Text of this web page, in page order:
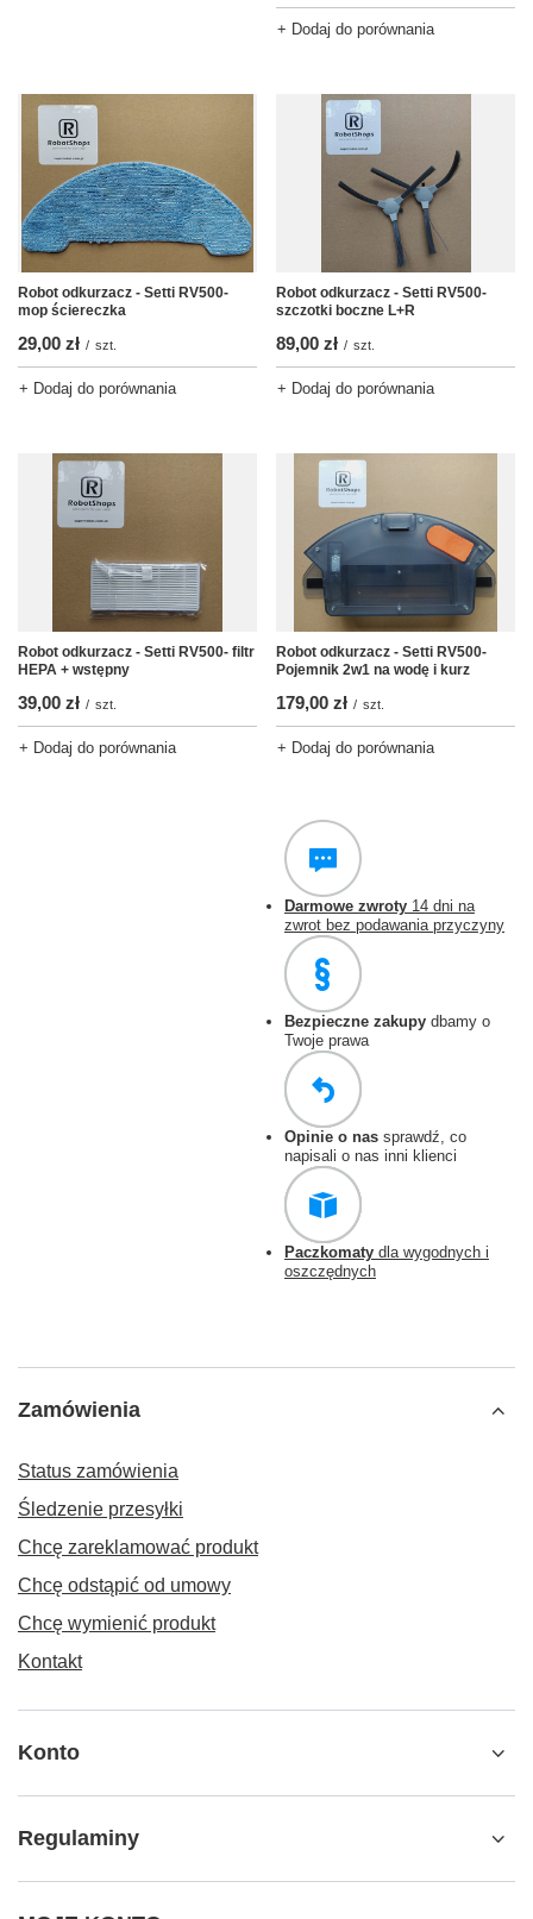
+ Dodaj do porównania
Robot odkurzacz - Setti RV500-
mop ściereczka
29,00 zł / szt.
+ Dodaj do porównania
Robot odkurzacz - Setti RV500-
szczotki boczne L+R
89,00 zł / szt.
+ Dodaj do porównania
Robot odkurzacz - Setti RV500- filtr
HEPA + wstępny
39,00 zł / szt.
+ Dodaj do porównania
Robot odkurzacz - Setti RV500-
Pojemnik 2w1 na wodę i kurz
179,00 zł / szt.
+ Dodaj do porównania
Darmowe zwroty 14 dni na
zwrot bez podawania przyczyny
Bezpieczne zakupy dbamy o
Twoje prawa
Opinie o nas sprawdź, co
napisali o nas inni klienci
Paczkomaty dla wygodnych i
oszczędnych
Zamówienia
Status zamówienia
Śledzenie przesyłki
Chcę zareklamować produkt
Chcę odstąpić od umowy
Chcę wymienić produkt
Kontakt
Konto
Regulaminy